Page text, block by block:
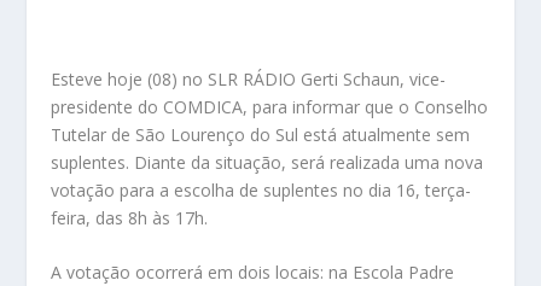
Esteve hoje (08) no SLR RÁDIO Gerti Schaun, vice-
presidente do COMDICA, para informar que o Conselho
Tutelar de São Lourenço do Sul está atualmente sem
suplentes. Diante da situação, será realizada uma nova
votação para a escolha de suplentes no dia 16, terça-
feira, das 8h às 17h.
A votação ocorrerá em dois locais: na Escola Padre